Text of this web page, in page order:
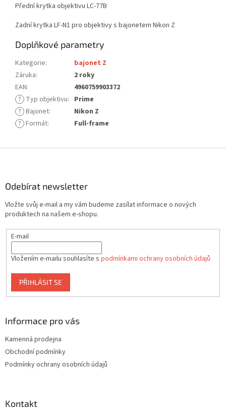
Přední krytka objektivu LC-77B
Zadní krytka LF-N1 pro objektivy s bajonetem Nikon Z
Doplňkové parametry
Kategorie:
bajonet Z
Záruka:
2 roky
EAN:
4960759903372
? Typ objektivu: Prime
? Bajonet:
Nikon Z
? Formát: Full-frame
Odebírat newsletter
Vložte svůj e-mail a my vám budeme zasílat informace o nových
produktech na našem e-shopu.
E-mail
Vložením e-mailu souhlasíte s podmínkami ochrany osobních údajů
PŘIHLÁSIT SE
Informace pro vás
Kamenná prodejna
Obchodní podmínky
Podmínky ochrany osobních údajů
Kontakt